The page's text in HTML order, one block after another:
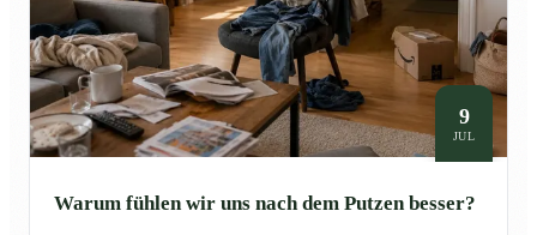
9
JUL
Warum fühlen wir uns nach dem Putzen besser?